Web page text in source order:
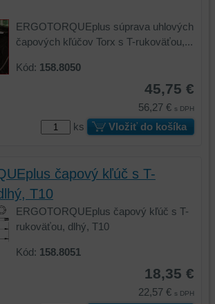
ERGOTORQUEplus súprava uhlových
čapových kľúčov Torx s T-rukoväťou,...
Kód: 158.8050
45,75 €
56,27 € s DPH
ks Vložiť do košíka
čapový kľúč s T-
T10
ERGOTORQUEplus čapový kľúč s T-
rukoväťou, dlhý, T10
Kód: 158.8051
18,35 €
22,57 € s DPH